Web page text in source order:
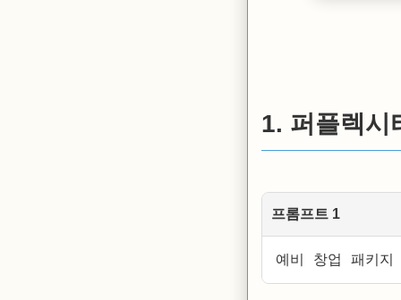
1. 퍼플렉시
프롬프트 1
예비 창업 패키